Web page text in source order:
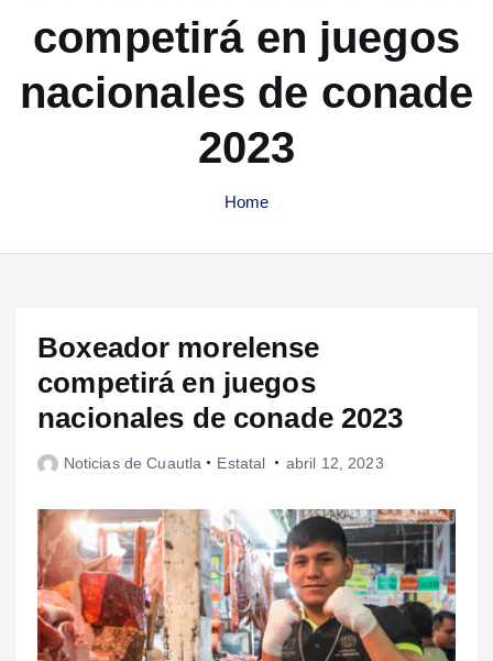
competirá en juegos
nacionales de conade
2023
Home
Boxeador morelense
competirá en juegos
nacionales de conade 2023
Noticias de Cuautla Estatal abril 12, 2023